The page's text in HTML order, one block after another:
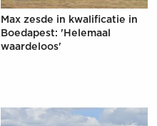
Max zesde in kwalificatie in
Boedapest: 'Helemaal
waardeloos'